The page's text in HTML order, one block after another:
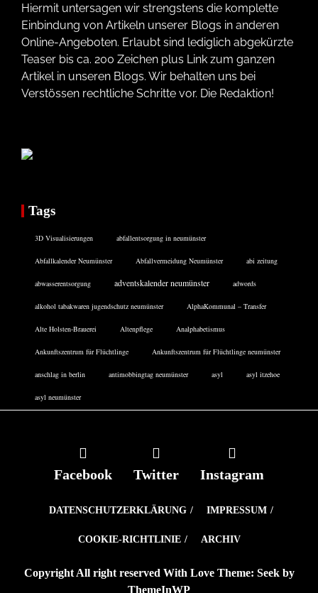
Hiermit untersagen wir strengstens die komplette
Einbindung von Artikeln unserer Blogs in anderen
Online-Angeboten. Erlaubt sind lediglich abgekürzte
Teaser bis ca. 200 Zeichen plus Link zum ganzen
Artikel in unseren Blogs. Wir behalten uns bei
Verstössen rechtliche Schritte vor. Die Redaktion!
Tags
3D Visualisierungen abfallentsorgung in neumünster
Abfallkalender Neumünster Abfallvermeidung Neumünster abi zeitung
abwasserentsorgung adventskalender neumünster adwords
alkohol tabakwaren jugendschutz neumünster AlphaKommunal – Transfer
Alte Holsten-Brauerei Altenpflege Analphabetismus
Ankunftszentrum für Flüchtlinge Ankunftszentrum für Flüchtlinge neumünster
anschlag in berlin antimobbingtag neumünster asyl asyl itzehoe
asyl neumünster
Facebook Twitter Instagram
DATENSCHUTZERKLÄRUNG IMPRESSUM
COOKIE-RICHTLINIE ARCHIV
Copyright All right reserved With Love Theme: Seek by
ThemeInWP